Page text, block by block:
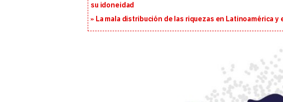
su idoneidad
La mala distribución de las riquezas en Latinoamérica y